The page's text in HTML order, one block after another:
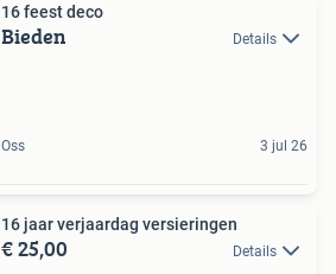
16 feest deco
Bieden Details
Oss 3 jul 26
16 jaar verjaardag versieringen
€ 25,00 Details